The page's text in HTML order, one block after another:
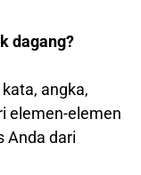
dagang?
angka,
elemen-elemen
Anda dari